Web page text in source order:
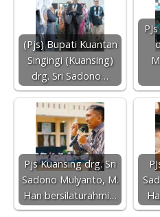
(Pjs) Bupati Kuantan
Singingi (Kuansing)
drg. Sri Sadono…
Pjs Kuansing drg. Sri
Sadono Mulyanto, M.
Han bersilaturahmi…